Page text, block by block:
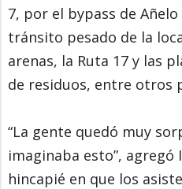
7, por el bypass de
tránsito pesado de la
arenas, la Ruta 17 y las
de residuos, entre otros
“La gente quedó muy
imaginaba esto”, agregó
hincapié en que los